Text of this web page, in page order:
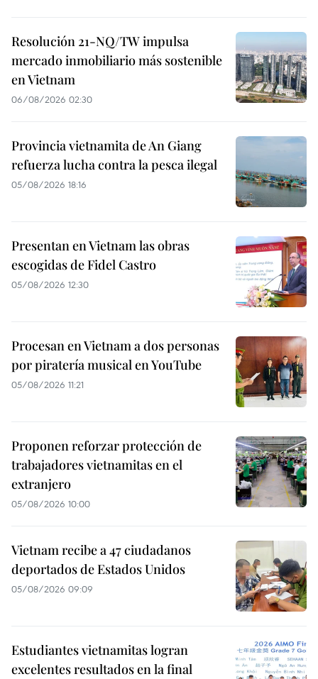
Resolución 21-NQ/TW impulsa
mercado inmobiliario más sostenible
en Vietnam
06/08/2026 02:30
Provincia vietnamita de An Giang
refuerza lucha contra la pesca ilegal
05/08/2026 18:16
Presentan en Vietnam las obras
escogidas de Fidel Castro
05/08/2026 12:30
Procesan en Vietnam a dos personas
por piratería musical en YouTube
05/08/2026 11:21
Proponen reforzar protección de
trabajadores vietnamitas en el
extranjero
05/08/2026 10:00
Vietnam recibe a 47 ciudadanos
deportados de Estados Unidos
05/08/2026 09:09
Estudiantes vietnamitas logran
excelentes resultados en la final